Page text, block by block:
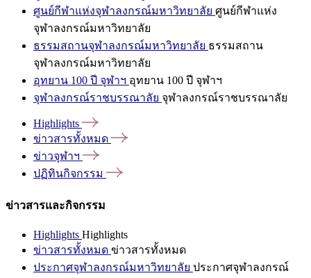
ศูนย์กีฬาแห่งจุฬาลงกรณ์มหาวิทยาลัย ศูนย์กีฬาแห่ง
จุฬาลงกรณ์มหาวิทยาลัย
ธรรมสถานจุฬาลงกรณ์มหาวิทยาลัย ธรรมสถาน
จุฬาลงกรณ์มหาวิทยาลัย
อุทยาน 100 ปี จุฬาฯ อุทยาน 100 ปี จุฬาฯ
จุฬาลงกรณ์ราชบรรณาลัย จุฬาลงกรณ์ราชบรรณาลัย
Highlights
ข่าวสารทั้งหมด
ข่าวจุฬาฯ
ปฏิทินกิจกรรม
ข่าวสารและกิจกรรม
Highlights Highlights
ข่าวสารทั้งหมด ข่าวสารทั้งหมด
ประกาศจุฬาลงกรณ์มหาวิทยาลัย ประกาศจุฬาลงกรณ์